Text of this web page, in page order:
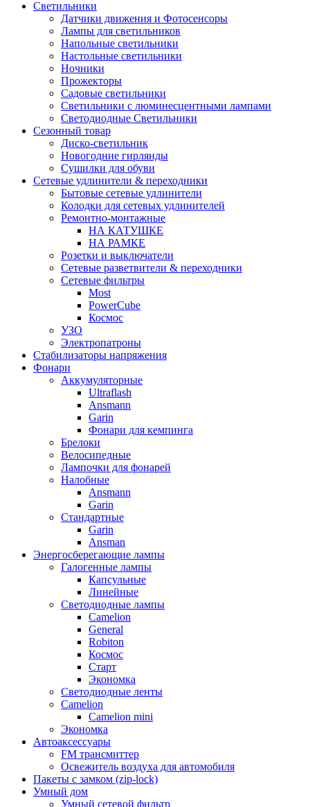
Светильники
Датчики движения и Фотосенсоры
Лампы для светильников
Напольные светильники
Настольные светильники
Ночники
Прожекторы
Садовые светильники
Светильники с люминесцентными лампами
Светодиодные Светильники
Сезонный товар
Диско-светильник
Новогодние гирлянды
Сушилки для обуви
Сетевые удлинители & переходники
Бытовые сетевые удлинители
Колодки для сетевых удлинителей
Ремонтно-монтажные
НА КАТУШКЕ
НА РАМКЕ
Розетки и выключатели
Сетевые разветвители & переходники
Сетевые фильтры
Most
PowerCube
Космос
УЗО
Электропатроны
Стабилизаторы напряжения
Фонари
Аккумуляторные
Ultraflash
Ansmann
Garin
Фонари для кемпинга
Брелоки
Велосипедные
Лампочки для фонарей
Налобные
Ansmann
Garin
Стандартные
Garin
Ansman
Энергосберегающие лампы
Галогенные лампы
Капсульные
Линейные
Светодиодные лампы
Camelion
General
Robiton
Космос
Старт
Экономка
Светодиодные ленты
Camelion
Camelion mini
Экономка
Автоаксессуары
FM трансмиттер
Освежитель воздуха для автомобиля
Пакеты с замком (zip-lock)
Умный дом
Умный сетевой фильтр